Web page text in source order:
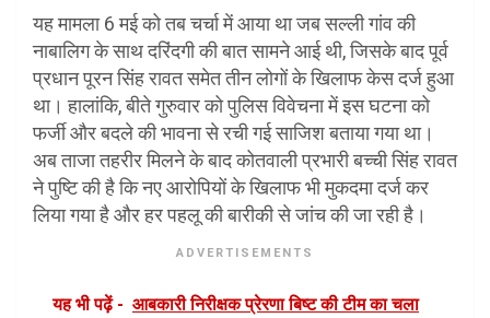
यह मामला 6 मई को तब चर्चा में आया था जब सल्ली गांव की
नाबालिग के साथ दरिंदगी की बात सामने आई थी, जिसके बाद पूर्व
प्रधान पूरन सिंह रावत समेत तीन लोगों के खिलाफ केस दर्ज हुआ
था। हालांकि, बीते गुरुवार को पुलिस विवेचना में इस घटना को
फर्जी और बदले की भावना से रची गई साजिश बताया गया था।
अब ताजा तहरीर मिलने के बाद कोतवाली प्रभारी बच्ची सिंह रावत
ने पुष्टि की है कि नए आरोपियों के खिलाफ भी मुकदमा दर्ज कर
लिया गया है और हर पहलू की बारीकी से जांच की जा रही है।
ADVERTISEMENTS
यह भी पढ़ें - आबकारी निरीक्षक प्रेरणा बिष्ट की टीम का चला